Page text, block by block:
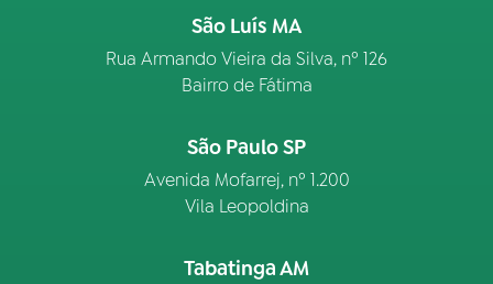
São Luís MA
Rua Armando Vieira da Silva, nº 126
Bairro de Fátima
São Paulo SP
Avenida Mofarrej, nº 1.200
Vila Leopoldina
Tabatinga AM